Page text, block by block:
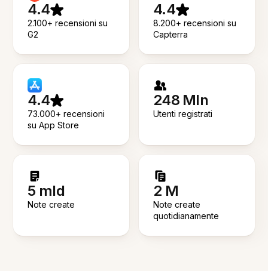
4.4
2.100+ recensioni su
G2
4.4
8.200+ recensioni su
Capterra
4.4
73.000+ recensioni
su App Store
248 Mln
Utenti registrati
5 mld
Note create
2 M
Note create
quotidianamente